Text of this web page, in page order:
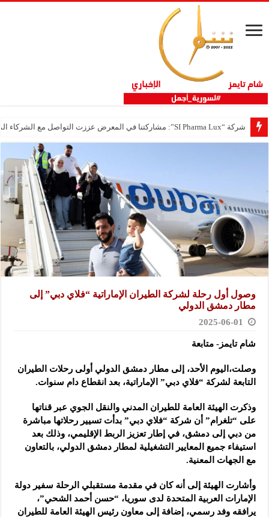
شركة “SI Pharma Lux”: مشاركتنا في المعرض عززت التواصل مع الشركاء المحليين والدوليين
وصول أول رحلة لشركة الطيران الإماراتية “فلاي دبي” إلى
مطار دمشق الدولي
2025-06-01
شام تايمز- متابعة
وصلت،اليوم الأحد، إلى مطار دمشق الدولي أولى رحلات الطيران
التابعة لشركة “فلاي دبي” الإماراتية، بعد انقطاع دام سنوات.
وذكرت الهيئة العامة للطيران المدني والنقل الجوي عبر قناتها
على “تلغرام” أن شركة “فلاي دبي” بدأت تسيير رحلاتها مباشرة
من دبي إلى دمشق، في إطار تعزيز الربط الإقليمي، وذلك بعد
استيفاء جميع المعايير التشغيلية لمطار دمشق الدولي، بالتعاون
مع الجهات المعنية.
وأشارت الهيئة إلى أنه كان في مقدمة مستقبلي الرحلة سفير دولة
الإمارات العربية المتحدة لدى سوريا، “حسن أحمد الشحي”،
يرافقه وفد رسمي، إضافة إلى معاون رئيس الهيئة العامة للطيران